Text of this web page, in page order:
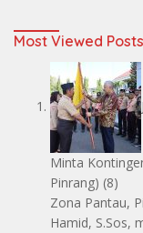
Most Viewed Posts
Minta
Pinrang) (8)
Zona Pantau,
Hamid, S.Sos,